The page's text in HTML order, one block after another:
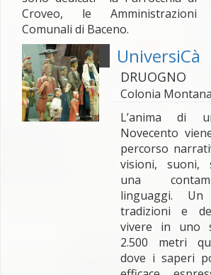
Croveo, le Amministrazioni
Comunali di Baceno.
UniversiCà
DRUOGNO
Colonia
L’anima di
Novecento
percorso
visioni, suoni,
una
linguaggi.
tradizioni e
vivere in uno
2.500 metri
dove i saperi